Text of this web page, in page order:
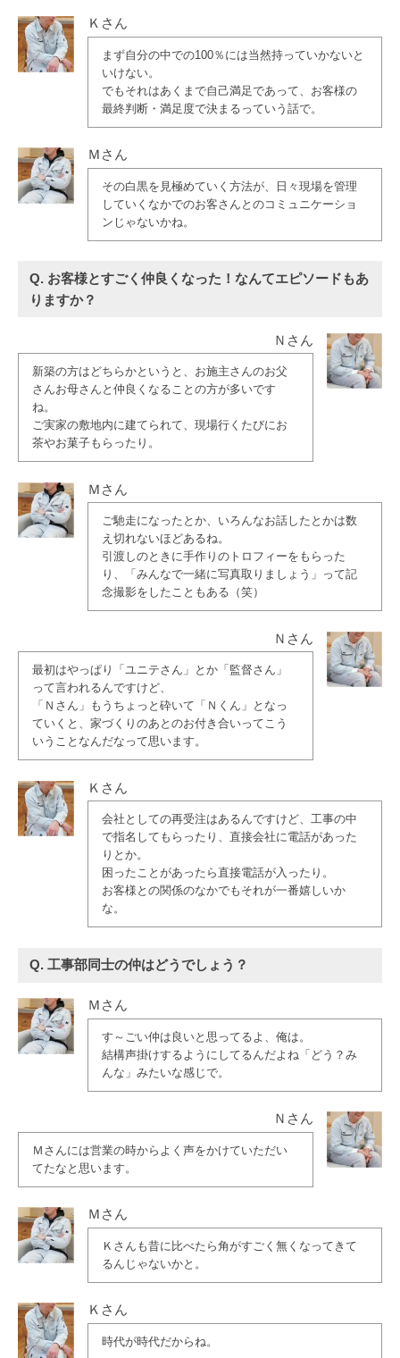
Ｋさん
まず自分の中での100％には当然持っていかないと
いけない。
でもそれはあくまで自己満足であって、お客様の
最終判断・満足度で決まるっていう話で。
Ｍさん
その白黒を見極めていく方法が、日々現場を管理
していくなかでのお客さんとのコミュニケーショ
ンじゃないかね。
Q. お客様とすごく仲良くなった！なんてエピソードもあ
りますか？
Ｎさん
新築の方はどちらかというと、お施主さんのお父
さんお母さんと仲良くなることの方が多いです
ね。
ご実家の敷地内に建てられて、現場行くたびにお
茶やお菓子もらったり。
Ｍさん
ご馳走になったとか、いろんなお話したとかは数
え切れないほどあるね。
引渡しのときに手作りのトロフィーをもらった
り、「みんなで一緒に写真取りましょう」って記
念撮影をしたこともある（笑）
Ｎさん
最初はやっぱり「ユニテさん」とか「監督さん」
って言われるんですけど、
「Ｎさん」もうちょっと砕いて「Ｎくん」となっ
ていくと、家づくりのあとのお付き合いってこう
いうことなんだなって思います。
Ｋさん
会社としての再受注はあるんですけど、工事の中
で指名してもらったり、直接会社に電話があった
りとか。
困ったことがあったら直接電話が入ったり。
お客様との関係のなかでもそれが一番嬉しいか
な。
Q. 工事部同士の仲はどうでしょう？
Ｍさん
す～ごい仲は良いと思ってるよ、俺は。
結構声掛けするようにしてるんだよね「どう？み
んな」みたいな感じで。
Ｎさん
Ｍさんには営業の時からよく声をかけていただい
てたなと思います。
Ｍさん
Ｋさんも昔に比べたら角がすごく無くなってきて
るんじゃないかと。
Ｋさん
時代が時代だからね。